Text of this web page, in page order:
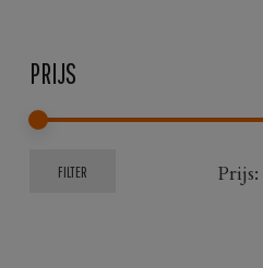
PRIJS
FILTER Prijs: